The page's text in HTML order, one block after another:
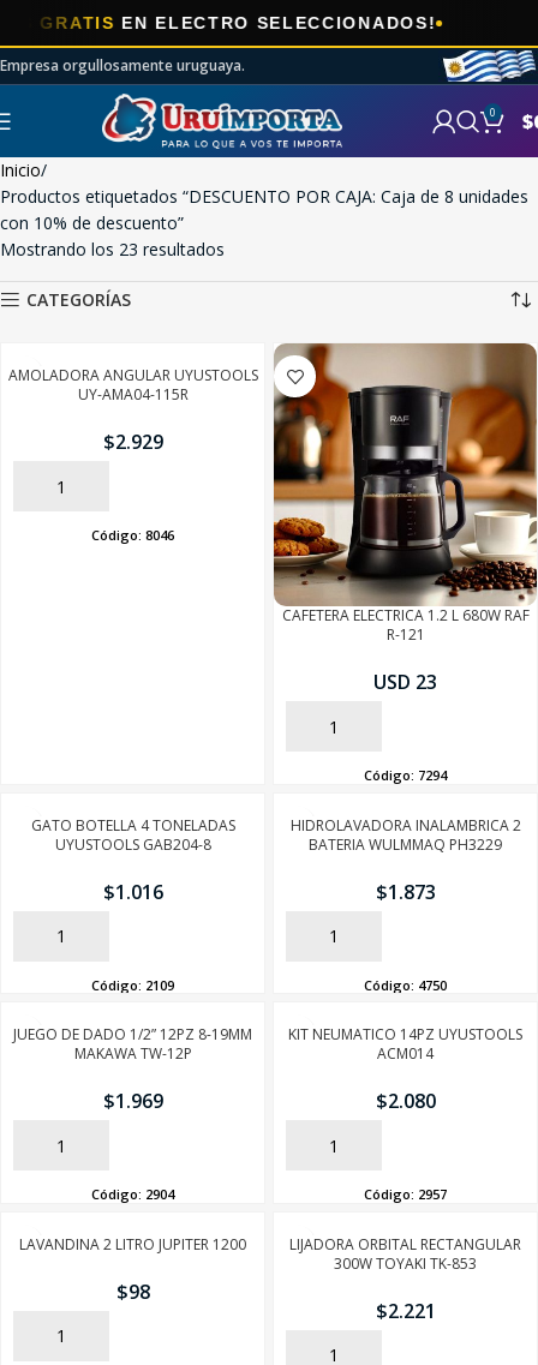
EN ELECTRO SELECCIONADOS!
Empresa orgullosamente uruguaya.
0 $
Inicio
Productos etiquetados “DESCUENTO POR CAJA: Caja de 8 unidades
con 10% de descuento”
Mostrando los 23 resultados
CATEGORÍAS
AMOLADORA ANGULAR UYUSTOOLS
UY-AMA04-115R
$2.929
AÑADIR
Código: 8046
CAFETERA ELECTRICA 1.2 L 680W RAF
R-121
USD 23
AÑADIR
Código: 7294
GATO BOTELLA 4 TONELADAS
UYUSTOOLS GAB204-8
$1.016
AÑADIR
Código: 2109
HIDROLAVADORA INALAMBRICA 2
BATERIA WULMMAQ PH3229
$1.873
AÑADIR
Código: 4750
JUEGO DE DADO 1/2” 12PZ 8-19MM
MAKAWA TW-12P
$1.969
AÑADIR
Código: 2904
KIT NEUMATICO 14PZ UYUSTOOLS
ACM014
$2.080
AÑADIR
Código: 2957
LAVANDINA 2 LITRO JUPITER 1200
$98
AÑADIR
LIJADORA ORBITAL RECTANGULAR
300W TOYAKI TK-853
$2.221
AÑADIR